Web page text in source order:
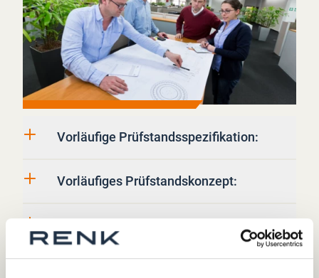
Vorläufige Prüfstandsspezifikation:
Vorläufiges Prüfstandskonzept: